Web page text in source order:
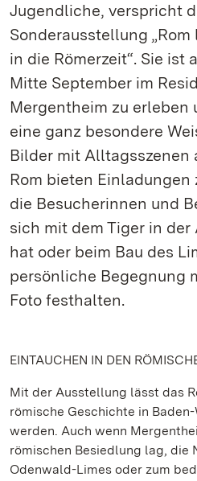
Jugendliche, verspricht
Sonderausstellung
in die Römerzeit“. Sie ist
Mitte September im
Mergentheim zu
eine ganz besondere
Bilder mit Alltagsszenen
Rom bieten Einladungen
die Besucherinnen und
sich mit dem Tiger in der
hat oder beim Bau des
persönliche Begegnung
Foto festhalten.
EINTAUCHEN IN DEN
Mit der Ausstellung lässt das
römische Geschichte in
werden. Auch wenn
römischen Besiedlung lag, die
Odenwald-Limes oder zum